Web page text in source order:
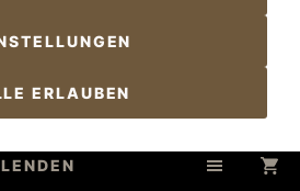
ERLAUBEN